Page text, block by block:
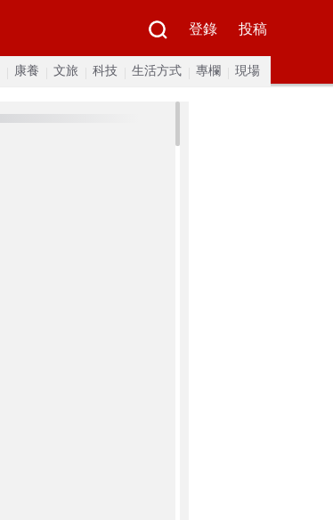
登錄 投稿
康養 文旅 科技 生活方式 專欄 現場